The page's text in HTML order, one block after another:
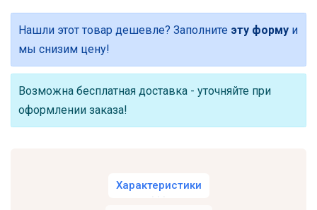
Нашли этот товар дешевле? Заполните эту форму и
мы снизим цену!
Возможна бесплатная доставка - уточняйте при
оформлении заказа!
Характеристики